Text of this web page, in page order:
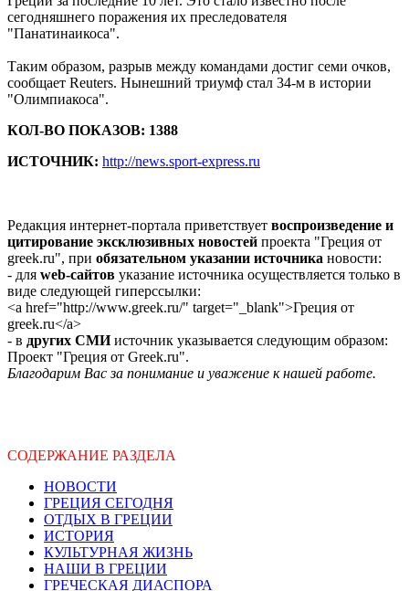
сегодняшнего поражения их преследователя
"Панатинаикоса".
Таким образом, разрыв между командами достиг семи очков,
сообщает Reuters. Нынешний триумф стал 34-м в истории
"Олимпиакоса".
КОЛ-ВО ПОКАЗОВ: 1388
ИСТОЧНИК: http://news.sport-express.ru
Редакция интернет-портала приветствует воспроизведение и
цитирование эксклюзивных новостей проекта "Греция от
greek.ru", при обязательном указании источника новости:
- для web-сайтов указание источника осуществляется только в
виде следующей гиперссылки:
<a href="http://www.greek.ru/" target="_blank">Греция от
greek.ru</a>
- в других СМИисточник указывается следующим образом:
Проект "Греция от Greek.ru".
Благодарим Вас за понимание и уважение к нашей работе.
СОДЕРЖАНИЕ РАЗДЕЛА
НОВОСТИ
ГРЕЦИЯ СЕГОДНЯ
ОТДЫХ В ГРЕЦИИ
ИСТОРИЯ
КУЛЬТУРНАЯ ЖИЗНЬ
НАШИ В ГРЕЦИИ
ГРЕЧЕСКАЯ ДИАСПОРА